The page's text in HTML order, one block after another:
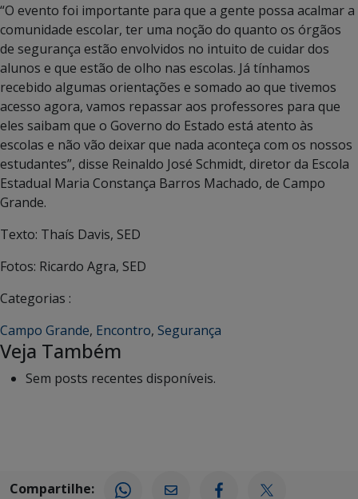
“O evento foi importante para que a gente possa acalmar a
comunidade escolar, ter uma noção do quanto os órgãos
de segurança estão envolvidos no intuito de cuidar dos
alunos e que estão de olho nas escolas. Já tínhamos
recebido algumas orientações e somado ao que tivemos
acesso agora, vamos repassar aos professores para que
eles saibam que o Governo do Estado está atento às
escolas e não vão deixar que nada aconteça com os nossos
estudantes”, disse Reinaldo José Schmidt, diretor da Escola
Estadual Maria Constança Barros Machado, de Campo
Grande.
Texto: Thaís Davis, SED
Fotos: Ricardo Agra, SED
Categorias :
Campo Grande, Encontro, Segurança
Veja Também
Sem posts recentes disponíveis.
Compartilhe: